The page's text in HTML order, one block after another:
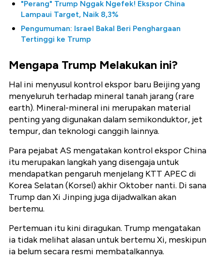
"Perang" Trump Nggak Ngefek! Ekspor China
Lampaui Target, Naik 8,3%
Pengumuman: Israel Bakal Beri Penghargaan
Tertinggi ke Trump
Mengapa Trump Melakukan ini?
Hal ini menyusul kontrol ekspor baru Beijing yang
menyeluruh terhadap mineral tanah jarang (rare
earth). Mineral-mineral ini merupakan material
penting yang digunakan dalam semikonduktor, jet
tempur, dan teknologi canggih lainnya.
Para pejabat AS mengatakan kontrol ekspor China
itu merupakan langkah yang disengaja untuk
mendapatkan pengaruh menjelang KTT APEC di
Korea Selatan (Korsel) akhir Oktober nanti. Di sana
Trump dan Xi Jinping juga dijadwalkan akan
bertemu.
Pertemuan itu kini diragukan. Trump mengatakan
ia tidak melihat alasan untuk bertemu Xi, meskipun
ia belum secara resmi membatalkannya.